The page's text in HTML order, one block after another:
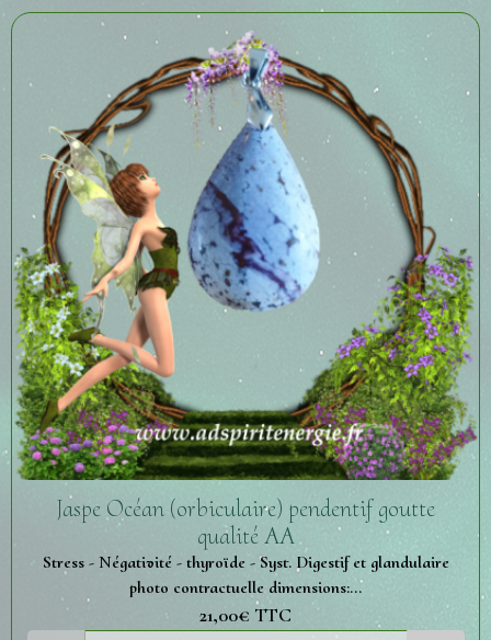
Jaspe Océan (orbiculaire) pendentif goutte
qualité AA
Stress - Négativité - thyroïde - Syst. Digestif et glandulaire
photo contractuelle dimensions:...
21,00€ TTC